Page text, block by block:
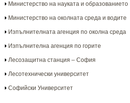
Министерство на науката и образованието
Министерство на околната среда и водите
Изпълнителната агенция по околна среда
Изпълнителна агенция по горите
Лесозащитна станция – София
Лесотехнически университет
Софийски Университет